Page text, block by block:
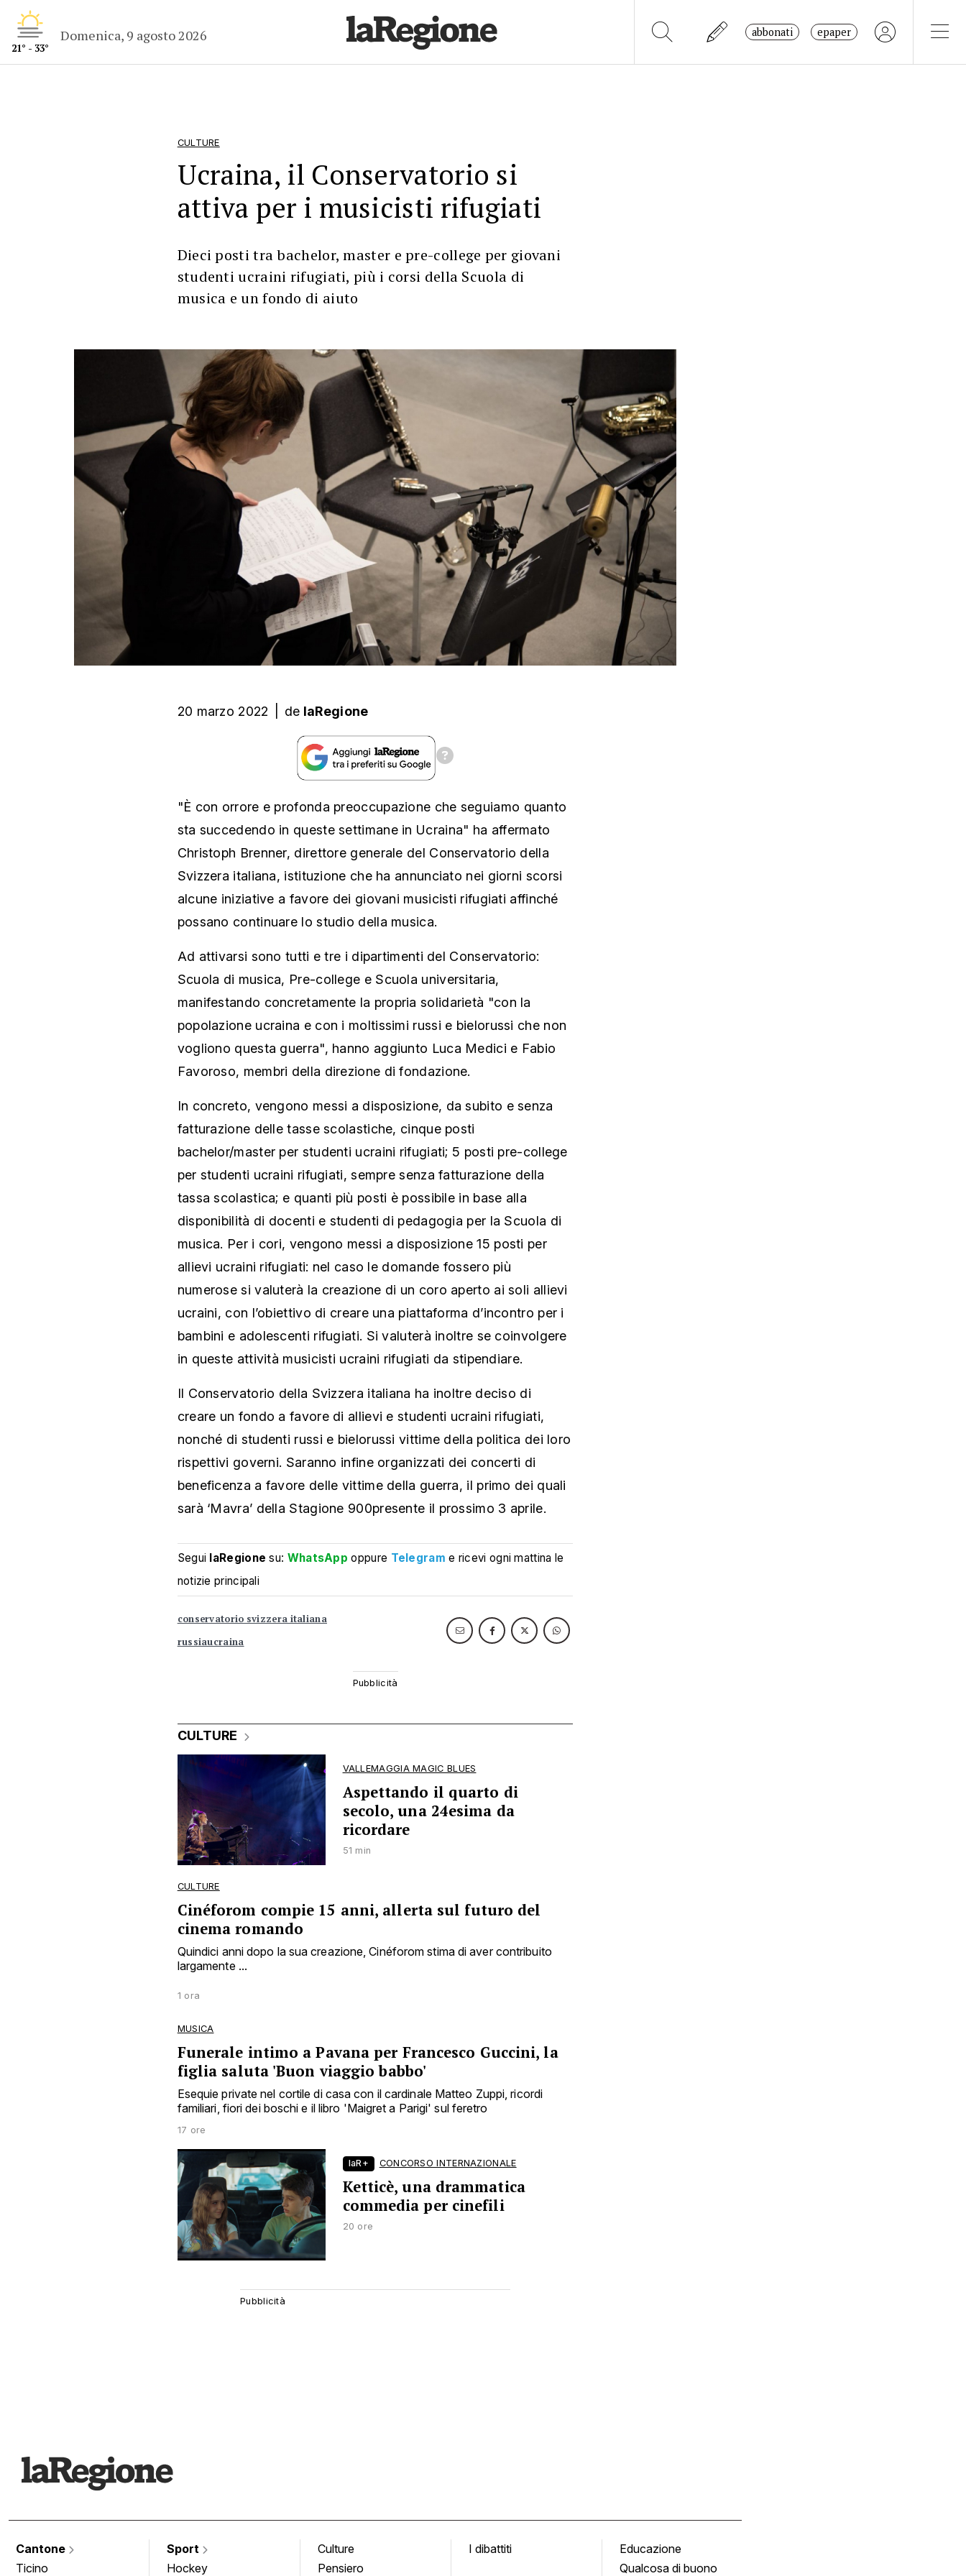
21° - 33°
Domenica, 9 agosto 2026 abbonati epaper
CULTURE
Ucraina, il Conservatorio si
attiva per i musicisti rifugiati
Dieci posti tra bachelor, master e pre-college per giovani
studenti ucraini rifugiati, più i corsi della Scuola di
musica e un fondo di aiuto
20 marzo 2022 de laRegione
"È con orrore e profonda preoccupazione che seguiamo quanto
sta succedendo in queste settimane in Ucraina" ha affermato
Christoph Brenner, direttore generale del Conservatorio della
Svizzera italiana, istituzione che ha annunciato nei giorni scorsi
alcune iniziative a favore dei giovani musicisti rifugiati affinché
possano continuare lo studio della musica.
Ad attivarsi sono tutti e tre i dipartimenti del Conservatorio:
Scuola di musica, Pre-college e Scuola universitaria,
manifestando concretamente la propria solidarietà "con la
popolazione ucraina e con i moltissimi russi e bielorussi che non
vogliono questa guerra", hanno aggiunto Luca Medici e Fabio
Favoroso, membri della direzione di fondazione.
In concreto, vengono messi a disposizione, da subito e senza
fatturazione delle tasse scolastiche, cinque posti
bachelor/master per studenti ucraini rifugiati; 5 posti pre-college
per studenti ucraini rifugiati, sempre senza fatturazione della
tassa scolastica; e quanti più posti è possibile in base alla
disponibilità di docenti e studenti di pedagogia per la Scuola di
musica. Per i cori, vengono messi a disposizione 15 posti per
allievi ucraini rifugiati: nel caso le domande fossero più
numerose si valuterà la creazione di un coro aperto ai soli allievi
ucraini, con l’obiettivo di creare una piattaforma d’incontro per i
bambini e adolescenti rifugiati. Si valuterà inoltre se coinvolgere
in queste attività musicisti ucraini rifugiati da stipendiare.
Il Conservatorio della Svizzera italiana ha inoltre deciso di
creare un fondo a favore di allievi e studenti ucraini rifugiati,
nonché di studenti russi e bielorussi vittime della politica dei loro
rispettivi governi. Saranno infine organizzati dei concerti di
beneficenza a favore delle vittime della guerra, il primo dei quali
sarà ‘Mavra’ della Stagione 900presente il prossimo 3 aprile.
Segui laRegione su: WhatsApp oppure Telegram e ricevi ogni mattina le
notizie principali
conservatorio svizzera italiana
russiaucraina
CULTURE
VALLEMAGGIA MAGIC BLUES
Aspettando il quarto di
secolo, una 24esima da
ricordare
51 min
CULTURE
Cinéforom compie 15 anni, allerta sul futuro del
cinema romando
Quindici anni dopo la sua creazione, Cinéforom stima di aver contribuito
largamente ...
1 ora
MUSICA
Funerale intimo a Pavana per Francesco Guccini, la
figlia saluta 'Buon viaggio babbo'
Esequie private nel cortile di casa con il cardinale Matteo Zuppi, ricordi
familiari, fiori dei boschi e il libro 'Maigret a Parigi' sul feretro
17 ore
laR+ CONCORSO INTERNAZIONALE
Ketticè, una drammatica
commedia per cinefili
20 ore
Cantone
Ticino
Sport
Hockey
Culture
Pensiero
I dibattiti
Educazione
Qualcosa di buono